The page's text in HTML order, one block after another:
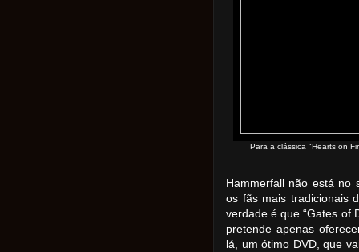
Para a clássica "Hearts on
Hammerfall não está no
os fãs mais tradicionais
verdade é que “Gates of
pretende apenas
lá, um ótimo DVD, que